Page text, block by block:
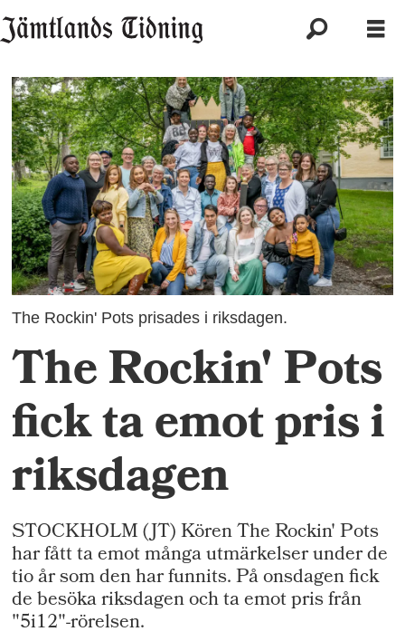
The Rockin' Pots prisades i riksdagen.
The Rockin' Pots
fick ta emot pris i
riksdagen
STOCKHOLM (JT) Kören The Rockin' Pots
har fått ta emot många utmärkelser under de
tio år som den har funnits. På onsdagen fick
de besöka riksdagen och ta emot pris från
"5i12"-rörelsen.